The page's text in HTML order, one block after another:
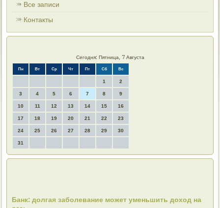
Все записи
Контакты
Сегодня: Пятница, 7 Августа
Пн Вт Ср Чт Пт Сб Вс
1 2
3 4 5 6 7 8 9
10 11 12 13 14 15 16
17 18 19 20 21 22 23
24 25 26 27 28 29 30
31
Банк: долгая заболевание может уменьшить доход на